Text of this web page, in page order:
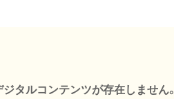
タルコンテンツが存在しません。